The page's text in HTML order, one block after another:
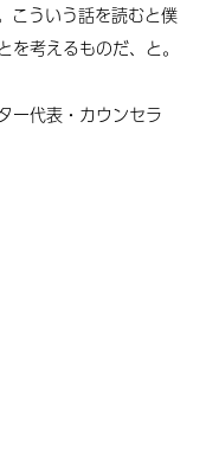
こういう話を読むと僕
考えるものだ、と。
ー代表・カウンセラ